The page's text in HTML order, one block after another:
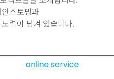
스토밍과
력이 담겨 있습니다.
online service